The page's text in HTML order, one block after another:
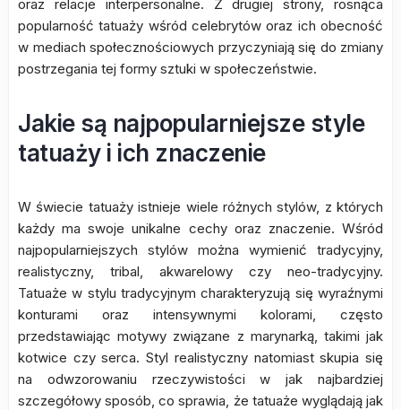
oraz relacje interpersonalne. Z drugiej strony, rosnąca
popularność tatuaży wśród celebrytów oraz ich obecność
w mediach społecznościowych przyczyniają się do zmiany
postrzegania tej formy sztuki w społeczeństwie.
Jakie są najpopularniejsze style
tatuaży i ich znaczenie
W świecie tatuaży istnieje wiele różnych stylów, z których
każdy ma swoje unikalne cechy oraz znaczenie. Wśród
najpopularniejszych stylów można wymienić tradycyjny,
realistyczny, tribal, akwarelowy czy neo-tradycyjny.
Tatuaże w stylu tradycyjnym charakteryzują się wyraźnymi
konturami oraz intensywnymi kolorami, często
przedstawiając motywy związane z marynarką, takimi jak
kotwice czy serca. Styl realistyczny natomiast skupia się
na odwzorowaniu rzeczywistości w jak najbardziej
szczegółowy sposób, co sprawia, że tatuaże wyglądają jak